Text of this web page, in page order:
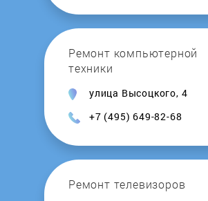
Ремонт компьютерной
техники
улица Высоцкого, 4
+7 (495) 649-82-68
Ремонт телевизоров